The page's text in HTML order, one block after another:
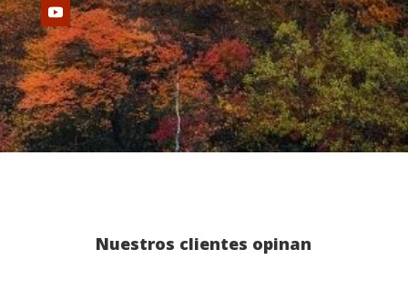
Nuestros clientes opinan